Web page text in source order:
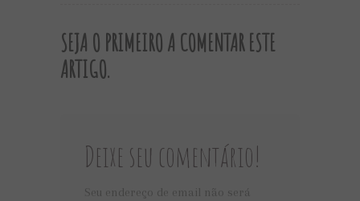
SEJA O PRIMEIRO A COMENTAR ESTE
ARTIGO.
Deixe seu comentário!
Seu endereço de email não será